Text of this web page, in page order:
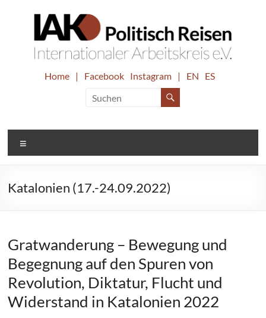
IAK.
Reisen
Internationaler
Home | Facebook Instagram | EN ES
Katalonien (17.-24.09.2022)
Gratwanderung – Bewegung und
Begegnung auf den Spuren von
Revolution, Diktatur, Flucht und
Widerstand in Katalonien 2022